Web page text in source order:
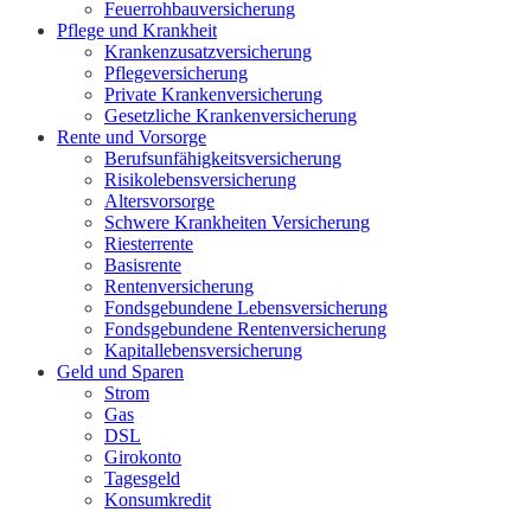
Feuerrohbauversicherung
Pflege und Krankheit
Krankenzusatzversicherung
Pflegeversicherung
Private Krankenversicherung
Gesetzliche Krankenversicherung
Rente und Vorsorge
Berufs­unfähigkeitsversicherung
Risikolebensversicherung
Altersvorsorge
Schwere Krankheiten Versicherung
Riesterrente
Basisrente
Rentenversicherung
Fondsgebundene Lebensversicherung
Fondsgebundene Rentenversicherung
Kapitallebensversicherung
Geld und Sparen
Strom
Gas
DSL
Girokonto
Tagesgeld
Konsumkredit